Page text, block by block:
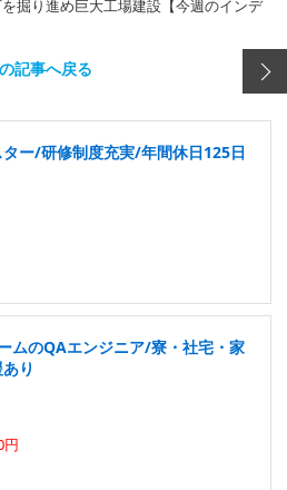
掘り進め巨大工場建設【今週のインデ
記事へ戻る
ー/研修制度充実/年間休日125日
ムのQAエンジニア/寮・社宅・家
り
円